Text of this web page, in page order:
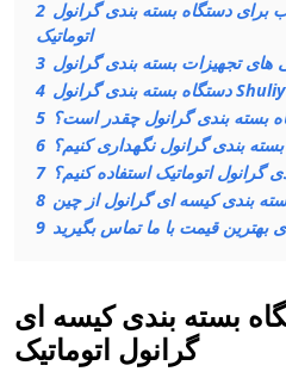
2 دستگاه بسته بندی گرانول
اتوماتیک
3 های تجهیزات بسته بندی گرانول
4
5 بسته بندی گرانول چقدر است؟
6 بندی گرانول نگهداری کنیم؟
7 گرانول اتوماتیک استفاده کنیم؟
8 بندی کیسه ای گرانول از چین
9
دستگاه بسته بندی کیسه ای
گرانول اتوماتیک